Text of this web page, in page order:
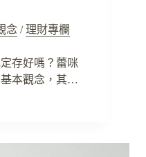
念 / 理財專欄
存好嗎？蕾咪
基本觀念，其…